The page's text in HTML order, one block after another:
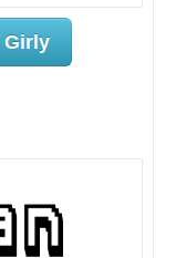
Girly